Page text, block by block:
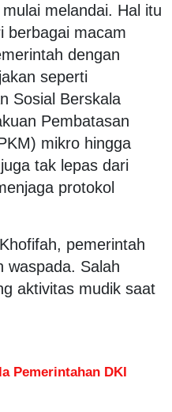
melandai. Hal itu
berbagai macam
dengan
seperti
Sosial Berskala
Pembatasan
mikro hingga
tak lepas dari
protokol
pemerintah
waspada. Salah
aktivitas mudik saat
Pemerintahan DKI